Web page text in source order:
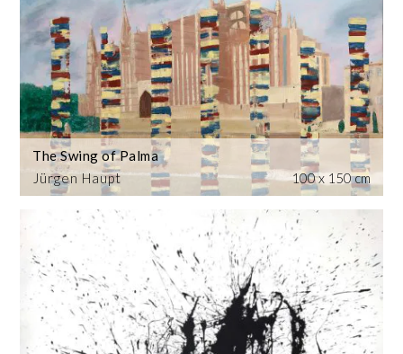
Jürgen Haupt
The Swing of Palma
100 x 150 cm